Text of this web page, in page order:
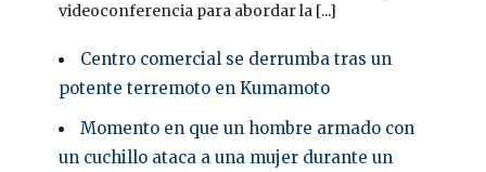
videoconferencia para abordar la [...]
Centro comercial se derrumba tras un
potente terremoto en Kumamoto
Momento en que un hombre armado con
un cuchillo ataca a una mujer durante un